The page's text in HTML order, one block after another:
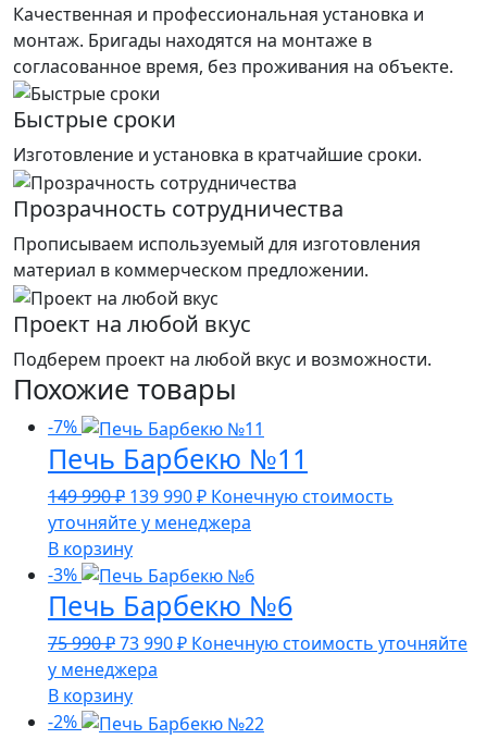
Качественная и профессиональная установка и
монтаж. Бригады находятся на монтаже в
согласованное время, без проживания на объекте.
Быстрые сроки
Изготовление и установка в кратчайшие сроки.
Прозрачность сотрудничества
Прописываем используемый для изготовления
материал в коммерческом предложении.
Проект на любой вкус
Подберем проект на любой вкус и возможности.
Похожие товары
-7%
Печь Барбекю №11
149 990₽ Первоначальная
цена
составляла
149
990 ₽.
139 990₽Текущая
цена:
990 ₽.
Конечную стоимость
уточняйте у менеджера
В корзину
-3%
Печь Барбекю №6
75 990₽Первоначальная
цена
составляла
75
73 990₽Текущая
990 ₽.
Конечную стоимость уточняйте
у менеджера
В корзину
-2%